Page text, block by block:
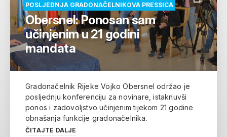
POSLJEDNJA GRADONAČELNIKOVA PRESSICA
Obersnel: Ponosan sam
učinjenim u 21 godini
mandata
Gradonačelnik Rijeke Vojko Obersnel održao je
posljednju konferenciju za novinare, istaknuvši
ponos i zadovoljstvo učinjenim tijekom 21 godine
obnašanja funkcije gradonačelnika.
ČITAJTE DALJE